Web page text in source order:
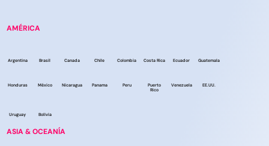
AMÉRICA
Argentina Brasil Canada Chile Colombia Costa Rica Ecuador Guatemala
Honduras México Nicaragua Panama Peru
Puerto
Rico
Venezuela EE.UU.
Uruguay Bolivia
ASIA & OCEANÍA